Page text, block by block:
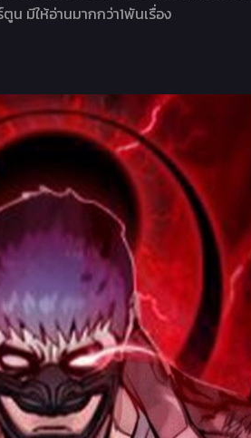
ตูน มีให้อ่านมากกว่า1พันเรื่อง